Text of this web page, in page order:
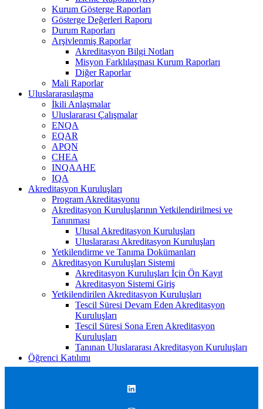
Kurum Gösterge Raporları
Gösterge Değerleri Raporu
Durum Raporları
Arşivlenmiş Raporlar
Akreditasyon Bilgi Notları
Misyon Farklılaşması Kurum Raporları
Diğer Raporlar
Mali Raporlar
Uluslararasılaşma
İkili Anlaşmalar
Uluslararası Çalışmalar
ENQA
EQAR
APQN
CHEA
INQAAHE
IQA
Akreditasyon Kuruluşları
Program Akreditasyonu
Akreditasyon Kuruluşlarının Yetkilendirilmesi ve
Tanınması
Ulusal Akreditasyon Kuruluşları
Uluslararası Akreditasyon Kuruluşları
Yetkilendirme ve Tanıma Dokümanları
Akreditasyon Kuruluşları Sistemi
Akreditasyon Kuruluşları İçin Ön Kayıt
Akreditasyon Sistemi Giriş
Yetkilendirilen Akreditasyon Kuruluşları
Tescil Süresi Devam Eden Akreditasyon
Kuruluşları
Tescil Süresi Sona Eren Akreditasyon
Kuruluşları
Tanınan Uluslararası Akreditasyon Kuruluşları
Öğrenci Katılımı